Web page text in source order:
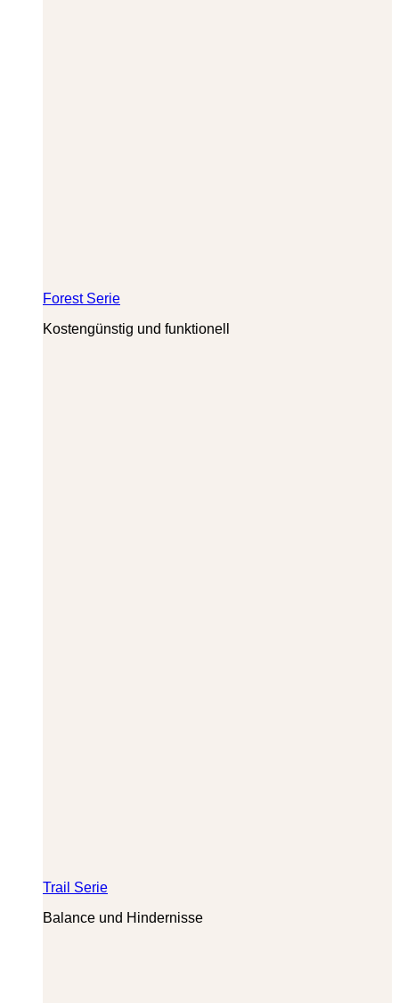
Forest Serie
Kostengünstig und funktionell
Trail Serie
Balance und Hindernisse